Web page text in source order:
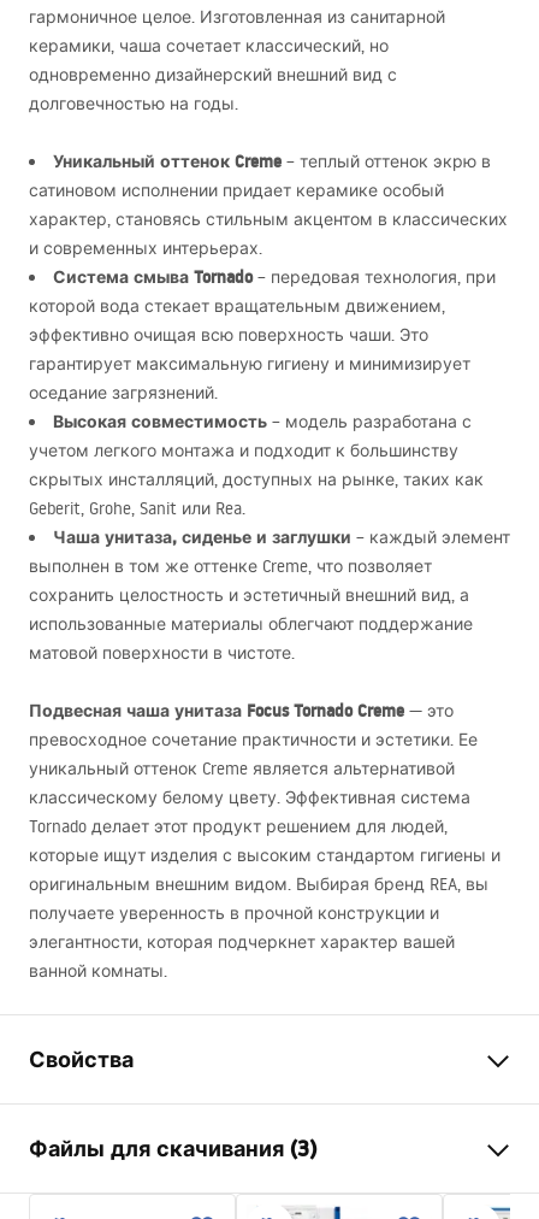
гармоничное целое. Изготовленная из санитарной
керамики, чаша сочетает классический, но
одновременно дизайнерский внешний вид с
долговечностью на годы.
Уникальный оттенок Creme – теплый оттенок экрю в
сатиновом исполнении придает керамике особый
характер, становясь стильным акцентом в классических
и современных интерьерах.
Система смыва Tornado– передовая технология, при
которой вода стекает вращательным движением,
эффективно очищая всю поверхность чаши. Это
гарантирует максимальную гигиену и минимизирует
оседание загрязнений.
Высокая совместимость – модель разработана с
учетом легкого монтажа и подходит к большинству
скрытых инсталляций, доступных на рынке, таких как
Geberit, Grohe, Sanit или Rea.
Чаша унитаза, сиденье и заглушки – каждый элемент
выполнен в том же оттенке Creme, что позволяет
сохранить целостность и эстетичный внешний вид, а
использованные материалы облегчают поддержание
матовой поверхности в чистоте.
Подвесная чаша унитаза Focus Tornado Creme — это
превосходное сочетание практичности и эстетики. Ее
уникальный оттенок Creme является альтернативой
классическому белому цвету. Эффективная система
Tornado делает этот продукт решением для людей,
которые ищут изделия с высоким стандартом гигиены и
оригинальным внешним видом. Выбирая бренд REA, вы
получаете уверенность в прочной конструкции и
элегантности, которая подчеркнет характер вашей
ванной комнаты.
Свойства
Система смыва
Rimless Tornado
Цвет
Экрю
Файлы для скачивания (3)